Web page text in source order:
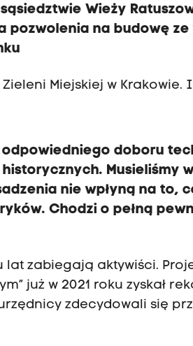
Wieży
pozwolenia na budowę
Miejskiej w Krakowie.
doboru
Musieliśmy
nie wpłyną na to,
Chodzi o pełną
zabiegają aktywiści.
już w 2021 roku zyskał
zdecydowali się